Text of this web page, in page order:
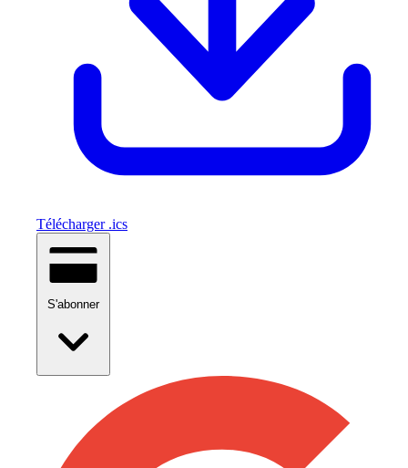
Télécharger .ics
S'abonner